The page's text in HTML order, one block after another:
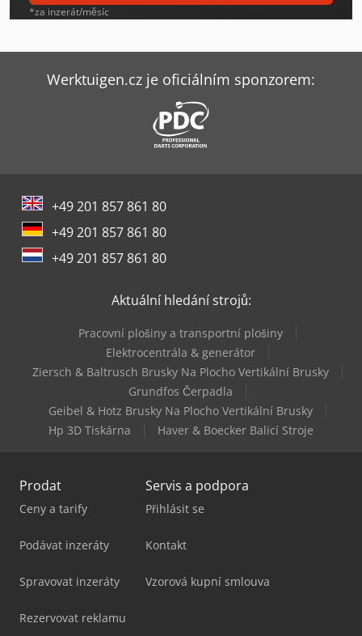
Weiler E 90
Weima C 150
Weima Wl 600
Weima Wlk 10
Weima Wlk 800
Weima Wnz 310/600
*za inzerát/měsíc
Werktuigen.cz je oficiálním sponzorem:
+49 201 857 861 80
+49 201 857 861 80
+49 201 857 861 80
Aktuální hledání strojů:
Pracovní plošiny a transportní plošiny
Elektrocentrála & generátor
Ziersch & Baltrusch Brusky Na Plocho Vertikální Brusky
Grundfos Čerpadla
Geibel & Hotz Brusky Na Plocho Vertikální Brusky
Hp 3D Tiskárna
Haver & Boecker Balicí Stroje
Prodat
Ceny a tarify
Podávat inzeráty
Spravovat inzeráty
Rezervovat reklamu
Servis a podpora
Přihlásit se
Kontakt
Vzorová kupní smlouva